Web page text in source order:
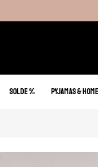
SOLDE % PYJAMAS &